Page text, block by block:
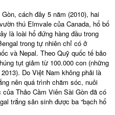
cách đây 5 năm (2010), hai
thú Elmvale của Canada, hổ bố
là loài hổ đứng hàng đầu trong
trong tự nhiên chỉ có ở
và Nepal. Theo Quỹ quốc tế bảo
tụt giảm từ 100.000 con (những
Do Việt Nam không phải là
nên quá trình chăm sóc, nuôi
Thảo Cầm Viên Sài Gòn đã có
trắng sản sinh được ba “bạch hổ